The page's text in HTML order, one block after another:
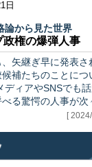
日
論から見た世界
政権の爆弾人事
矢継ぎ早に発表
補たちのことにつ
る驚愕の人事が次
[